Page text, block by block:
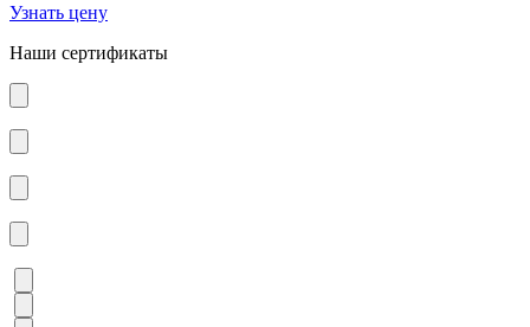
Узнать цену
Наши сертификаты